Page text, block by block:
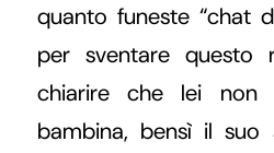
quanto funeste “chat
per sventare questo
chiarire che lei
bambina, bensì il suo